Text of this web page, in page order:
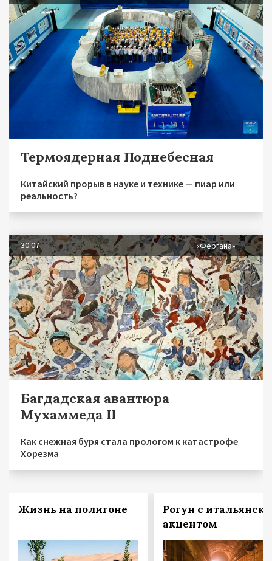
Термоядерная Поднебесная
Китайский прорыв в науке и технике — пиар или
реальность?
30.07 «Фергана»
Багдадская авантюра
Мухаммеда II
Как снежная буря стала прологом к катастрофе
Хорезма
Жизнь на полигоне
Рогун с
акцентом